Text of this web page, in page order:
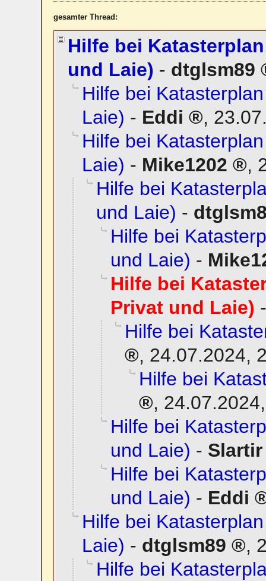
gesamter Thread:
Hilfe bei
und Laie) - dtglsm89
Hilfe bei
Laie) - Eddi ,
Hilfe bei
Laie) - Mike1202 ,
Hilfe bei
und Laie) -
Hilfe bei
und Laie) -
Hilfe bei
Privat und Laie)
Hilfe bei
, 24.07.2024,
Hilfe bei
,
Hilfe bei
und Laie) - Slartir
Hilfe bei
und Laie) - Eddi
Hilfe bei
Laie) - dtglsm89 ,
Hilfe bei